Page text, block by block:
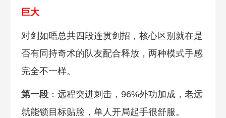
巨大
对剑如晤总共四段连贯剑招，核心区别就在是
否有同持奇术的队友配合释放，两种模式手感
完全不一样。
第一段：远程突进刺击，96%外功加成，老远
就能锁目标贴脸，单人开局起手很舒服。